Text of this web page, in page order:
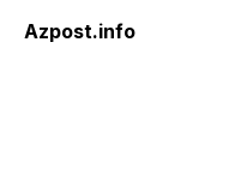
Azpost.info